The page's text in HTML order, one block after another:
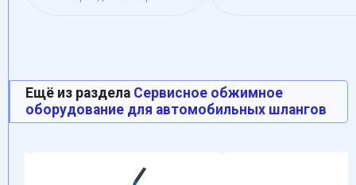
Ещё из раздела Сервисное обжимное
оборудование для автомобильных шлангов